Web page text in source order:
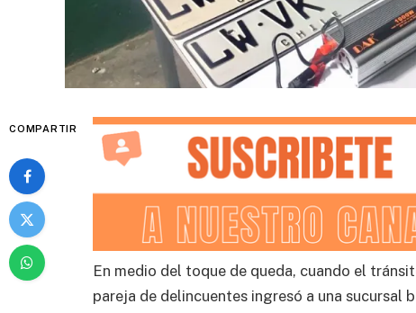
COMPARTIR
En medio del toque de queda, cuando el
pareja de delincuentes ingresó a una sucursal